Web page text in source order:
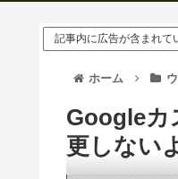
記事内に広告が含まれて
ホーム
Googleカ
更しない